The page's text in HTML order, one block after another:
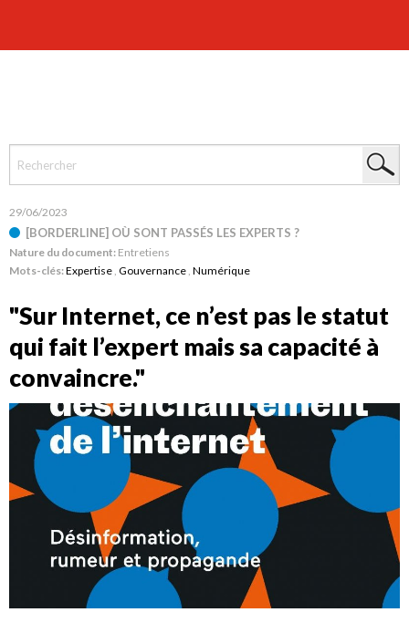
29/06/2023
[BORDERLINE] OÙ SONT PASSÉS LES EXPERTS ?
Nature du document: Entretiens
Mots-clés:Expertise , Gouvernance , Numérique
"Sur Internet, ce n’est pas le statut
qui fait l’expert mais sa capacité à
convaincre."